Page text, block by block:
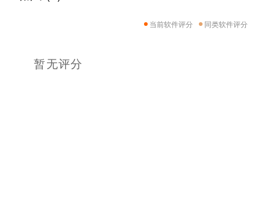
当前软件评分 同类软件评分
暂无评分